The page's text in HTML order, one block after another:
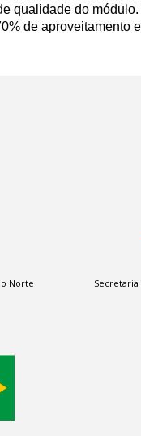
qualidade do
de aproveitamento
Norte Secretaria